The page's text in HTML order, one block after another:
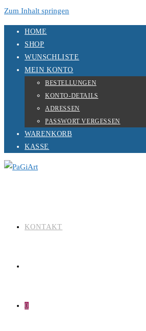
Zum Inhalt springen
HOME
SHOP
WUNSCHLISTE
MEIN KONTO
BESTELLUNGEN
KONTO-DETAILS
ADRESSEN
PASSWORT VERGESSEN
WARENKORB
KASSE
KONTAKT
0